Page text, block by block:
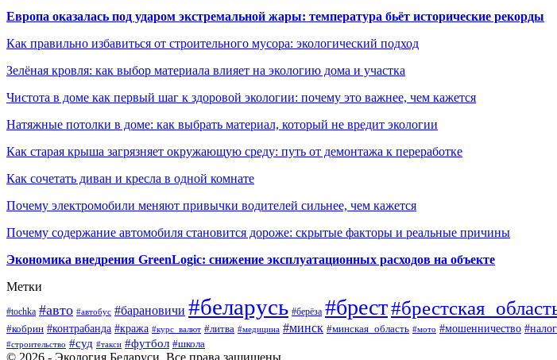
Европа оказалась под ударом экстремальной жары: температура бьёт исторические рекорды
Как правильно избавиться от строительного мусора: экологический подход
Зелёная кровля: как выбор материала влияет на экологию дома и участка
Чистота в доме как первый шаг к здоровой экологии: почему это важнее, чем кажется
Натяжные потолки в доме: как выбрать материал, который не вредит экологии
Как старая крыша загрязняет окружающую среду: путь от демонтажа к переработке
Как сочетать диван и кресла в одной комнате
Почему электромобили меняют привычки водителей сильнее, чем кажется
Почему содержание автомобиля становится дороже: скрытые факторы и реальные причины
Экономика внедрения GreenLogic: снижение эксплуатационных расходов на объекте
Метки
#tochka #авто #автобус #барановичи #беларусь #берёза #брест
#кобрин #контрабанда #кража #курс_валют #литва #медицина #минск #минская_область #мото #мошенничество #налог
#строительство #суд #такси #футбол #школа